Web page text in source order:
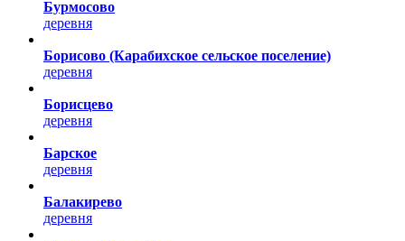
Бурмосово
деревня
Борисово (Карабихское сельское поселение)
деревня
Борисцево
деревня
Барское
деревня
Балакирево
деревня